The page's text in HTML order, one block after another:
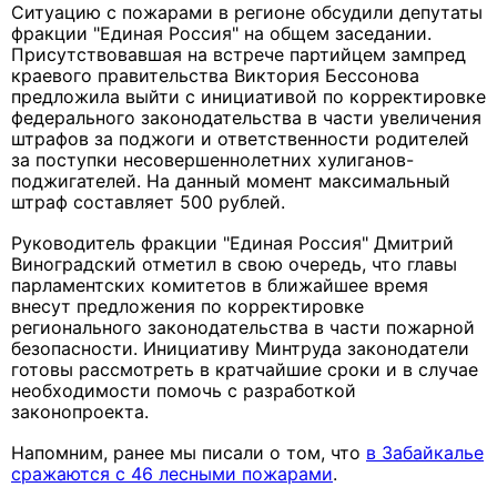
Ситуацию с пожарами в регионе обсудили депутаты
фракции "Единая Россия" на общем заседании.
Присутствовавшая на встрече партийцем зампред
краевого правительства Виктория Бессонова
предложила выйти с инициативой по корректировке
федерального законодательства в части увеличения
штрафов за поджоги и ответственности родителей
за поступки несовершеннолетних хулиганов-
поджигателей. На данный момент максимальный
штраф составляет 500 рублей.
Руководитель фракции "Единая Россия" Дмитрий
Виноградский отметил в свою очередь, что главы
парламентских комитетов в ближайшее время
внесут предложения по корректировке
регионального законодательства в части пожарной
безопасности. Инициативу Минтруда законодатели
готовы рассмотреть в кратчайшие сроки и в случае
необходимости помочь с разработкой
законопроекта.
Напомним, ранее мы писали о том, что в Забайкалье
сражаются с 46 лесными пожарами.